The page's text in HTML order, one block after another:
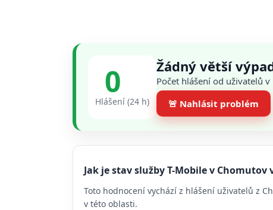
0
Hlášení (24 h)
Žádný větší
Počet hlášení od uživatelů
🚨 Nahlásit problém
Jak je stav služby T-Mobile v Chomutov
Toto hodnocení vychází z hlášení uživatelů z
v této oblasti.